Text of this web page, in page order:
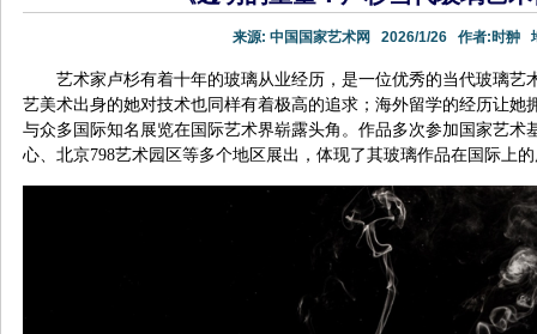
来源: 中国国家艺术网 2026/1/26作者:时翀
艺术家卢杉有着十年的玻璃从业经历，是一位优秀的当代玻璃艺
艺美术出身的她对技术也同样有着极高的追求；海外留学的经历让她
与众多国际知名展览在国际艺术界崭露头角。作品多次参加国家艺术
心、北京798艺术园区等多个地区展出，体现了其玻璃作品在国际上